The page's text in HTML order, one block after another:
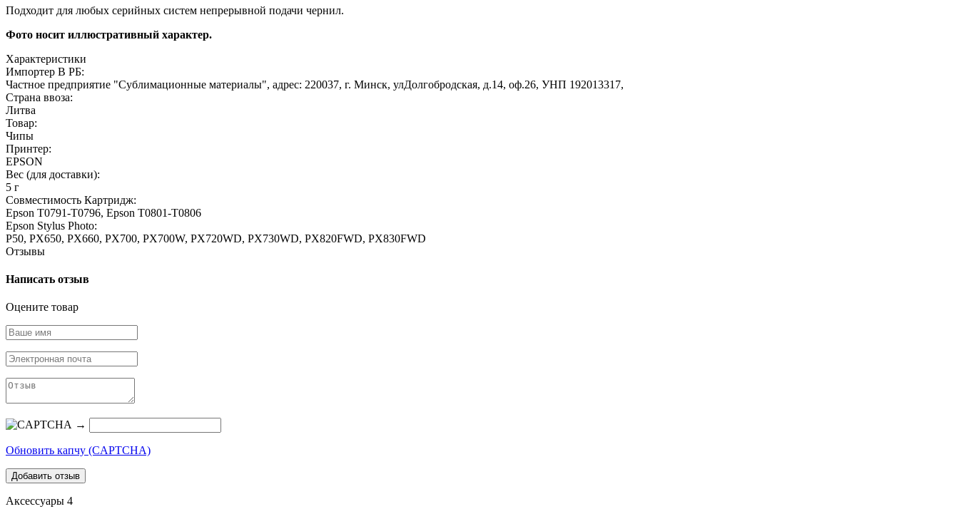
Подходит для любых серийных систем непрерывной подачи чернил.
Фото носит иллюстративный характер.
Характеристики
Импортер В РБ:
Частное предприятие "Сублимационные материалы", адрес: 220037, г. Минск, улДолгобродская, д.14, оф.26, УНП 192013317,
Страна ввоза:
Литва
Товар:
Чипы
Принтер:
EPSON
Вес (для доставки):
5 г
Совместимость Картридж:
Epson T0791-T0796, Epson T0801-T0806
Epson Stylus Photo:
P50, PX650, PX660, PX700, PX700W, PX720WD, PX730WD, PX820FWD, PX830FWD
Отзывы
Написать отзыв
Оцените товар
→
Обновить капчу (CAPTCHA)
Аксессуары 4